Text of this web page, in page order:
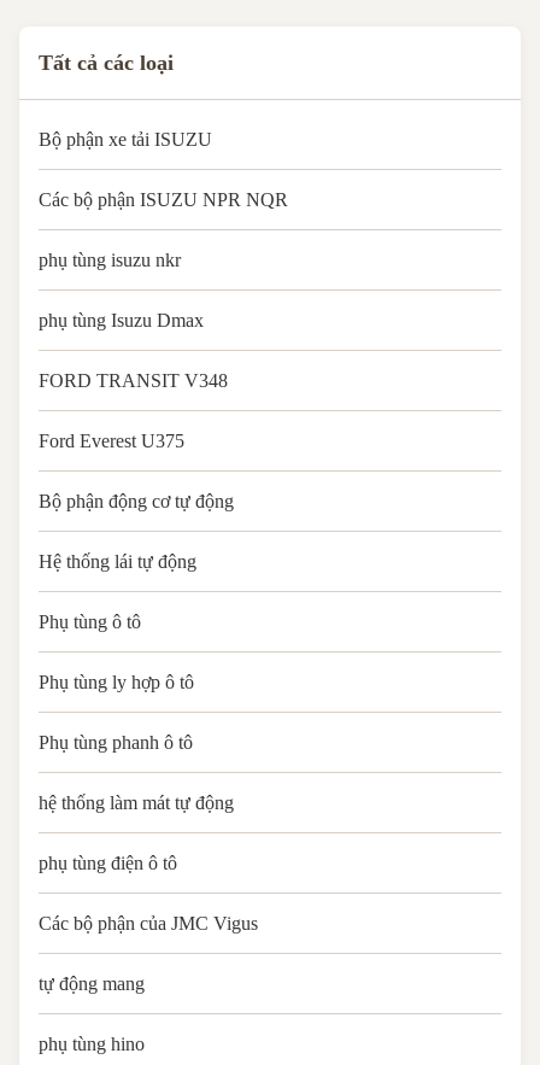
Tất cả các loại
Bộ phận xe tải ISUZU
Các bộ phận ISUZU NPR NQR
phụ tùng isuzu nkr
phụ tùng Isuzu Dmax
FORD TRANSIT V348
Ford Everest U375
Bộ phận động cơ tự động
Hệ thống lái tự động
Phụ tùng ô tô
Phụ tùng ly hợp ô tô
Phụ tùng phanh ô tô
hệ thống làm mát tự động
phụ tùng điện ô tô
Các bộ phận của JMC Vigus
tự động mang
phụ tùng hino